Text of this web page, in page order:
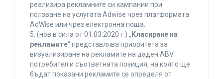
реализира рекламните си кампании при
ползване на услугата Adwise чрез платформата
AdWise или чрез електронна поща.
5. (нов в сила от 01.03.2020 г.) „ Класиране на
рекламите“ представлява приоритета за
визуализиране на рекламите на даден ABV
потребител и съответната позиция, на която ще
бъдат показани рекламите се определя от